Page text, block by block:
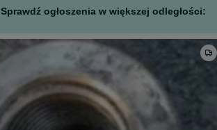
Sprawdź ogłoszenia w większej odległości: